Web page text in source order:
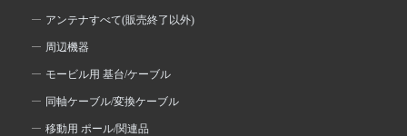
アンテナすべて(販売終了以外)
周辺機器
モービル用 基台/ケーブル
同軸ケーブル/変換ケーブル
移動用 ポール/関連品